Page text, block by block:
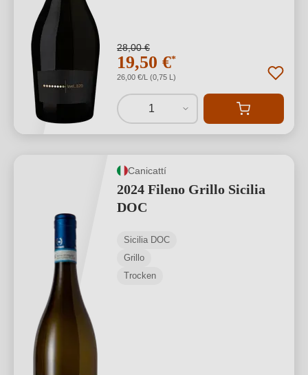
28,00 €
19,50 €*
26,00 €/L (0,75 L)
1
Canicattí
2024 Fileno Grillo Sicilia
DOC
Sicilia DOC
Grillo
Trocken